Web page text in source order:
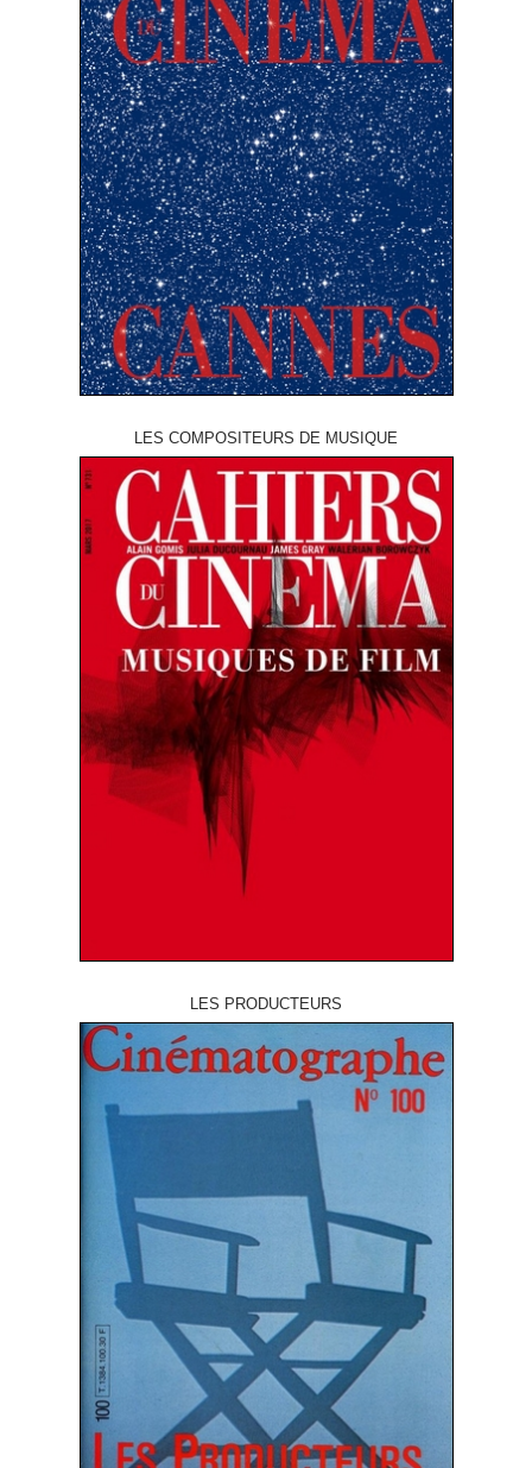
LES COMPOSITEURS DE MUSIQUE
LES PRODUCTEURS